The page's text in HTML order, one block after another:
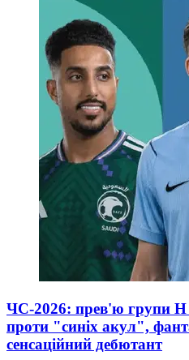
ЧС-2026: прев'ю групи
проти "синіх акул",
сенсаційний дебютант